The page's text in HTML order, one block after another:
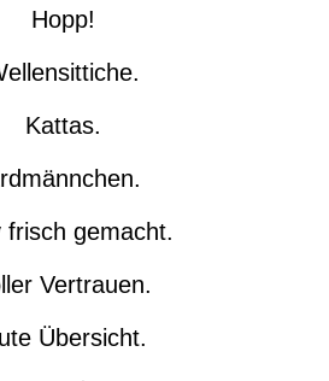
Hopp!
Kattas.
frisch gemacht.
Vertrauen.
Übersicht.